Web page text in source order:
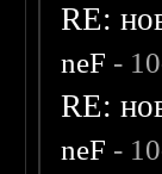
RE:
neF -
RE:
neF -